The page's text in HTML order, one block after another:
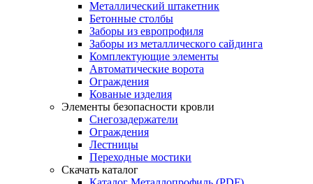
Металлический штакетник
Бетонные столбы
Заборы из европрофиля
Заборы из металлического сайдинга
Комплектующие элементы
Автоматические ворота
Ограждения
Кованые изделия
Элементы безопасности кровли
Снегозадержатели
Ограждения
Лестницы
Переходные мостики
Скачать каталог